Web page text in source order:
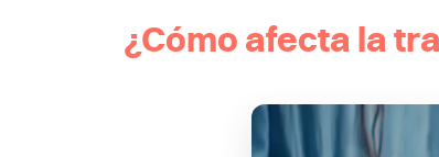
¿Cómo afecta la